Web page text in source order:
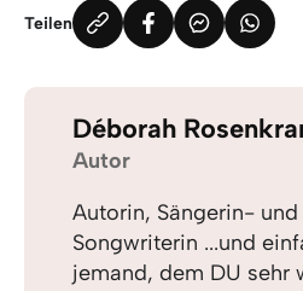
Teilen
Déborah
Autor
Autorin, Sängerin- und
Songwriterin ...und
jemand, dem DU sehr